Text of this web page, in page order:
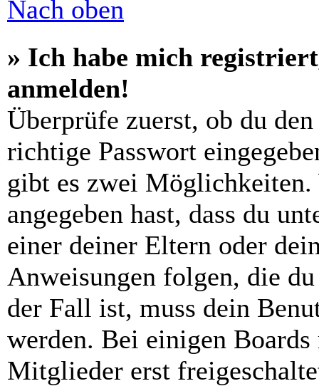
Nach oben
» Ich habe mich
anmelden!
Überprüfe zuerst, ob du
richtige Passwort
gibt es zwei
angegeben hast, dass du
einer deiner Eltern oder
Anweisungen folgen, die
der Fall ist, muss dein
werden. Bei einigen Boards
Mitglieder erst